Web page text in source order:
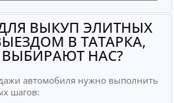
ВЫКУП ЭЛИТНЫХ
В ТАТАРКА,
ВЫБИРАЮТ НАС?
автомобиля нужно выполнить
шагов: